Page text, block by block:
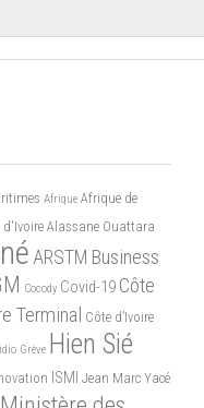
Afrique Afrique de
d'Ivoire Alassane Ouattara
ARSTM Business
Cocody Covid-19 Côte
Terminal Côte d’Ivoire
Grève Hien Sié
ISMI Jean Marc Yacé